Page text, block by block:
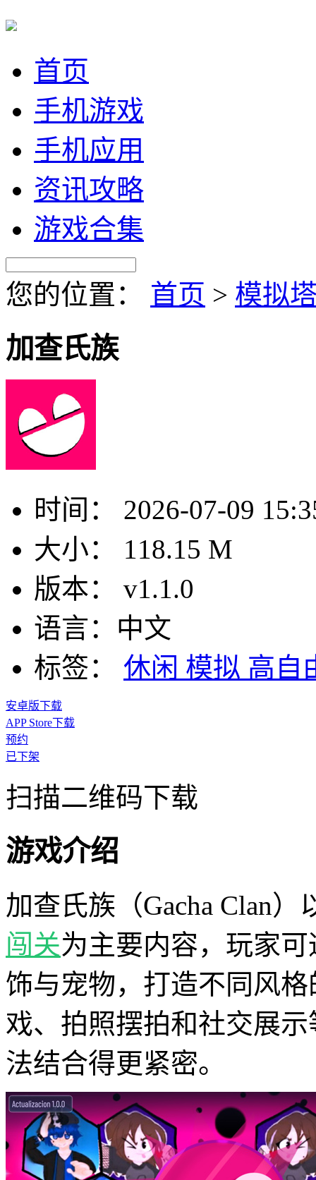
首页
手机游戏
手机应用
资讯攻略
游戏合集
您的位置： 首页 > 模拟
加查氏族
时间：
2026-07-09
大小：
118.15 M
版本：
v1.1.0
语言： 中文
标签：
休闲 模拟 高自
安卓版下载
APP Store下载
预约
已下架
扫描二维码下载
游戏介绍
加查氏族（Gacha Clan
闯关为主要内容，玩家
饰与宠物，打造不同风
戏、拍照摆拍和社交展
法结合得更紧密。